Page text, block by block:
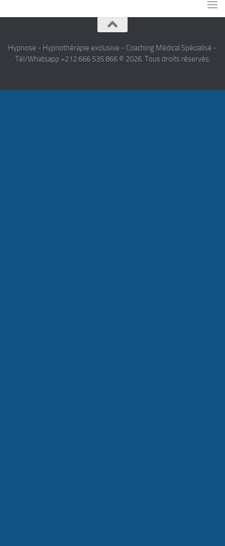
Hypnose - Hypnothérapie exclusive - Coaching Médical Spécialisé -
Tél/Whatsapp +212 666 535 866 © 2026. Tous droits réservés.